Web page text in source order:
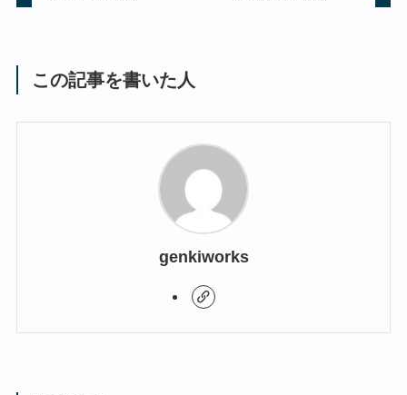
この記事を書いた人
genkiworks